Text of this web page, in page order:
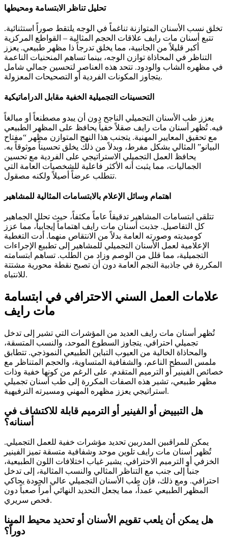
تحليل تناظر الابتسامة ومحيطها
تخلق نسب الأسنان المتوازنة تناغماً في الوجه يلتقط صوراً استثنائية.
تتبع أسنان مات رايف علاقات الحجم المثالية – القواطع المركزية
أكبر قليلاً من الجانبية، مما يخلق تدرجاً ذا مظهر طبيعي. يعزز
التناظر في المحاذاة توازن الوجه، بينما تساهم المنحنيات الناعمة
في مظهره الشاب والودود. تتحد هذه العناصر لتحسين جمالي شامل
يتجاوز المكونات الفردية أو التصحيحات المعزولة.
التحسينات التجميلية الخفية مقابل الدراماتيكية
يعزز طب الأسنان التجميلي الناجح دون أن يبدو مصطنعاً أو مبالغاً
فيه. تُظهر أسنان مات رايف صقلاً خفياً يحافظ على المظهر الطبيعي
مع تحقيق المعايير المهنية. يتجنب هذا النهج المتوازن مظهر “مفتاح
البيانو” المثالي بشكل مفرط، وبدلاً من ذلك يخلق تحسيناً موثوقاً به.
يحافظ العمل التجميلي الاستراتيجي على الفردية مع تحسين
الجماليات، مما يثبت أنه الأكثر فاعلية للشخصيات العامة التي
تتطلب عرضاً أصيلاً ولكنه مصقول.
اهتمام وسائل الإعلام بالابتسامات المثالية للمشاهير
تتلقى ابتسامات المشاهير تدقيقاً عاماً مكثفاً، حيث تحلل الجماهير
كل التفاصيل. جذبت أسنان مات رايف اهتماماً إيجابياً، مما عزز
كوميديته وصورته العامة بدلاً من الانتقاص منهما. أدت التغطية
الإعلامية لعمل الأسنان التجميلي للمشاهير إلى تطبيع الإجراءات
التجميلية، مما قلل من الوصم وزاد من الطلب. تساهم ابتسامته
المكررة في جاذبية النجم العامة دون أن تصبح نقطة محورية مشتتة
للانتباه.
علامات العمل السني الاحترافي في ابتسامة
مات رايف
تُظهر أسنان مات رايف العديد من المؤشرات التي تشير إلى تدخل
تجميلي احترافي. يتجاوز السطوع الموحد، والنسب المتسقة،
والمحاذاة الخالية من العيوب التباين الطبيعي النموذجي. تتطابق
ملمس السطح الناعم، والشفافية المتساوية، والحجم المتناظر مع
خصائص الفينير أو الترميم المتقدم. على الرغم من كونها خفية وذات
مظهر طبيعي، تشير هذه الصفات المكررة إلى طب أسنان تجميلي
استراتيجي يعزز مظهره المهني ومسيرته الترفيهية.
هل التبييض أو الفينير أو الترميم قابلة للاكتشاف في
أسنانه؟
يمكن للمراقبين المدربين تحديد مؤشرات خفية للعمل التجميلي.
تُظهر أسنان مات رايف تلوين موحد وشفافية متسقة تميز الفينير
الخزفي أو الترميم الاحترافي. يشير غياب اختلافات اللون الطبيعية،
جنباً إلى جنب مع التناظر المثالي والنسب المثالية، إلى تدخل
احترافي. ومع ذلك، فإن طب الأسنان التجميلي عالي الجودة يحاكي
المظهر الطبيعي عمداً، مما يجعل التحديد النهائي أمراً صعباً دون
فحص سريري.
هل يمكن أن يلعب تقويم الأسنان أو تحديد محيط المينا
دوراً؟